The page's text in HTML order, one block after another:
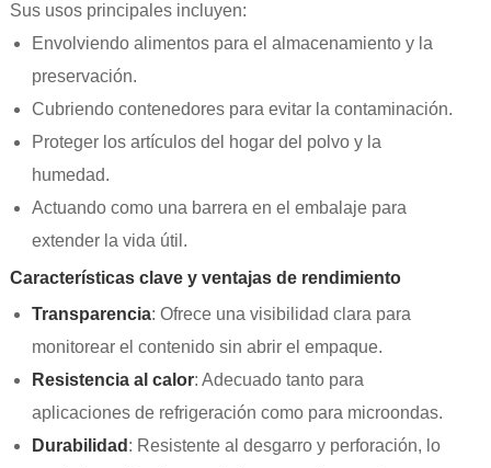
Sus usos principales incluyen:
Envolviendo alimentos para el almacenamiento y la
preservación.
Cubriendo contenedores para evitar la contaminación.
Proteger los artículos del hogar del polvo y la
humedad.
Actuando como una barrera en el embalaje para
extender la vida útil.
Características clave y ventajas de rendimiento
Transparencia: Ofrece una visibilidad clara para
monitorear el contenido sin abrir el empaque.
Resistencia al calor: Adecuado tanto para
aplicaciones de refrigeración como para microondas.
Durabilidad : Resistente al desgarro y perforación, lo